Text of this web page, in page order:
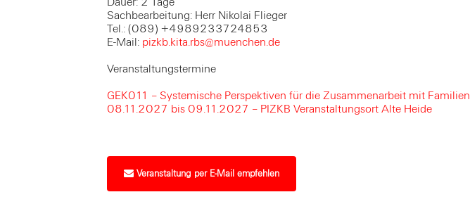
Sachbearbeitung: Herr Nikolai Flieger
Tel.: (089) +4989233724853
E-Mail: pizkb.kita.rbs@muenchen.de
Veranstaltungstermine
GEK011 – Systemische Perspektiven für die Zusammenarbeit mit Familien
08.11.2027 bis 09.11.2027 – PIZKB Veranstaltungsort Alte Heide
Veranstaltung per E-Mail empfehlen